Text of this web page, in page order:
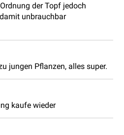
der Topf jedoch
unbrauchbar
jungen Pflanzen, alles super.
kaufe wieder